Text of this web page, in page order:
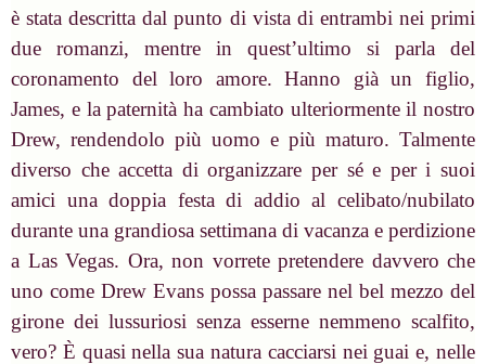
è stata descritta dal punto di vista di entrambi nei primi
due romanzi, mentre in quest’ultimo si parla del
coronamento del loro amore. Hanno già un figlio,
James, e la paternità ha cambiato ulteriormente il nostro
Drew, rendendolo più uomo e più maturo. Talmente
diverso che accetta di organizzare per sé e per i suoi
amici una doppia festa di addio al celibato/nubilato
durante una grandiosa settimana di vacanza e perdizione
a Las Vegas. Ora, non vorrete pretendere davvero che
uno come Drew Evans possa passare nel bel mezzo del
girone dei lussuriosi senza esserne nemmeno scalfito,
vero? È quasi nella sua natura cacciarsi nei guai e, nelle